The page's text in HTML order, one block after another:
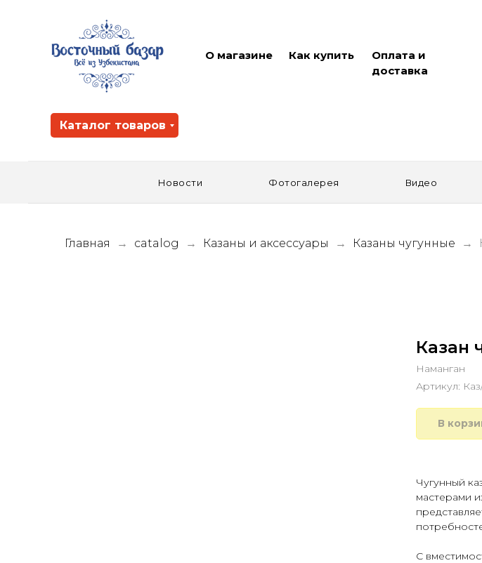
Каталог товаров
О магазине Как купить
Оплата и
доставка
Новости Фотогалерея Видео
Главная catalog Казаны и аксессуары Казаны чугунные
Казан
Наманган
Артикул:
В
Чугунный
мастерами
С